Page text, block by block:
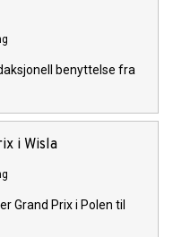
benyttelse fra
i Wisla
Grand Prix i Polen til